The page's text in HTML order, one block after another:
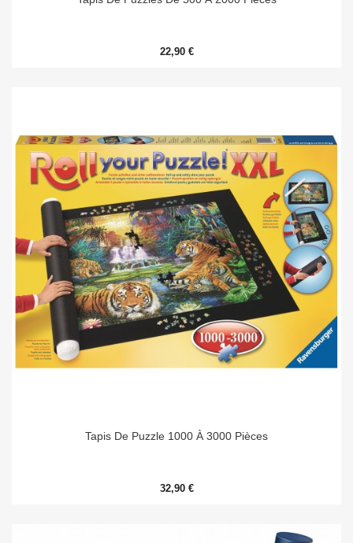
22,90 €
Tapis De Puzzle 1000 À 3000 Pièces
32,90 €